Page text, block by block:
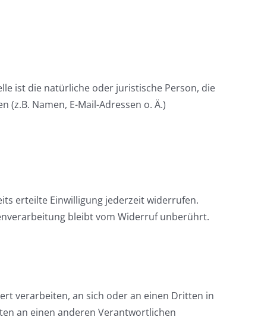
ist die natürliche oder juristische Person, die
Namen, E-Mail-Adressen o. Ä.)
erteilte Einwilligung jederzeit widerrufen.
bleibt vom Widerruf unberührt.
verarbeiten, an sich oder an einen Dritten in
an einen anderen Verantwortlichen